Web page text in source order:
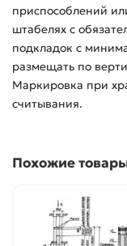
приспособлений
штабелях с
подкладок с
размещать по
Маркировка при
считывания.
Похожие